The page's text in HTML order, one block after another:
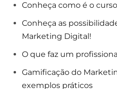
Conheça como é o
Conheça as
Marketing Digital!
O que faz um
Gamificação do
exemplos práticos